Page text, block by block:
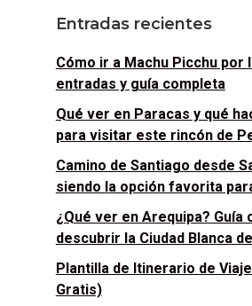
Entradas recientes
Cómo ir a Machu Picchu por
entradas y guía completa
Qué ver en Paracas y qué
para visitar este rincón de
Camino de Santiago desde
siendo la opción favorita
¿Qué ver en Arequipa? Guía
descubrir la Ciudad Blanca
Plantilla de Itinerario de
Gratis)